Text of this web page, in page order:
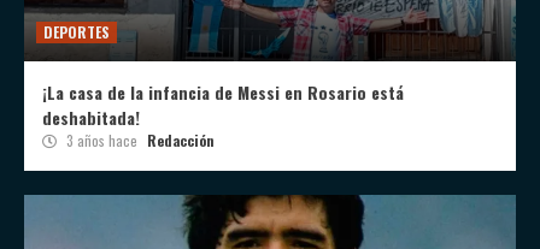
DEPORTES
¡La casa de la infancia de Messi en Rosario está
deshabitada!
3 años hace Redacción